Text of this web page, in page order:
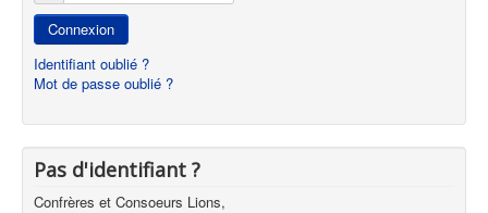
Connexion
Identifiant oublié ?
Mot de passe oublié ?
Pas d'identifiant ?
Confrères et Consoeurs Lions,